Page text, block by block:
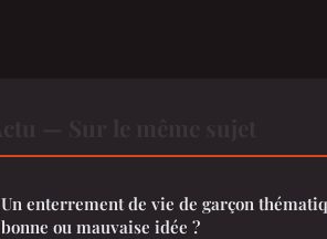
Un enterrement de vie de garçon
bonne ou mauvaise idée ?